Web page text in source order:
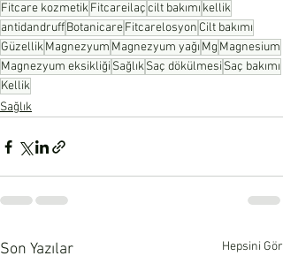
Fitcare kozmetikFitcareilaçcilt bakımı kellik
antidandruffBotanicareFitcarelosyon Cilt bakımı
GüzellikMagnezyum Magnezyum yağı Mg Magnesium
Magnezyum eksikliği SağlıkSaç dökülmesi Saç bakımı
Kellik
Sağlık
Son Yazılar Hepsini Gör